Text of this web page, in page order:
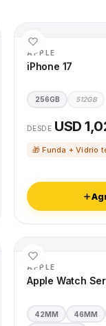
APPLE
iPhone 17
256GB 512GB
DESDE USD
🎁 Funda + Vidrio
APPLE
Apple Watch
42MM 46MM